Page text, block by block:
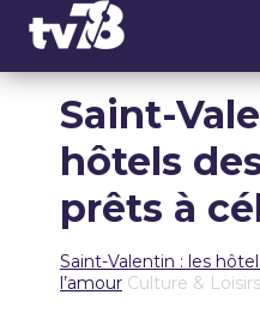
Saint-
hôtels
prêts à
Saint-Valentin : les
l’amour Culture & Loisirs
Panneau de gestion des